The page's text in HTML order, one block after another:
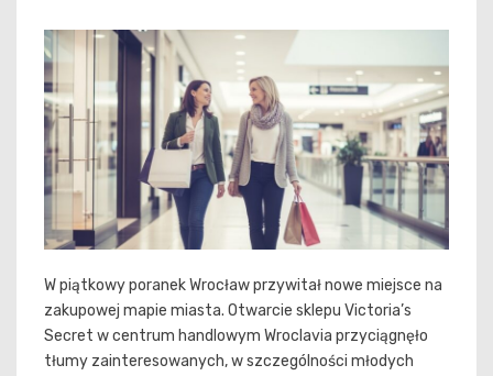
W piątkowy poranek Wrocław przywitał nowe miejsce na
zakupowej mapie miasta. Otwarcie sklepu Victoria’s
Secret w centrum handlowym Wroclavia przyciągnęło
tłumy zainteresowanych, w szczególności młodych